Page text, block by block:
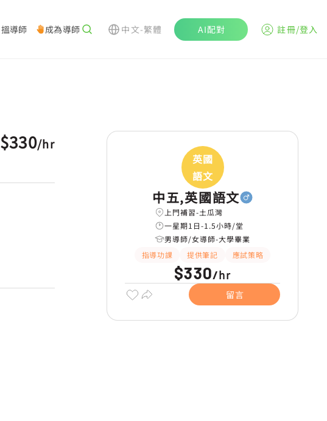
搵導師 成為導師 中文-繁體 AI配對 註冊/登入
$330/hr
英國
語文
中五,英國語文
上門補習-土瓜灣
一星期1日-1.5小時/堂
男導師/女導師-大學畢業
指導功課
提供筆記 應試策略
$330/hr
留言